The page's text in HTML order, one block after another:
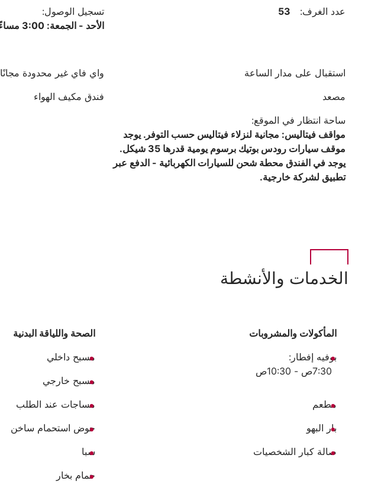
عدد الغرف: 53
تسجيل الوصول:
الأحد - الجمعة: 3:00 مساءً السبت والعطلات اليهودية: 6:00م
استقبال على مدار الساعة واي فاي غير محدودة مجانًا
مصعد
فندق مكيف الهواء
ساحة انتظار في الموقع:
مواقف فيتاليس: مجانية لنزلاء فيتاليس حسب التوفر. يوجد
موقف سيارات رودس بوتيك برسوم يومية قدرها 35 شيكل.
يوجد في الفندق محطة شحن للسيارات الكهربائية - الدفع عبر
تطبيق لشركة خارجية.
الخدمات والأنشطة
المأكولات والمشروبات
بوفيه إفطار:
7:30ص - 10:30ص
مطعم
بار البهو
صالة كبار الشخصيات
الصحة واللياقة البدنية
مسبح داخلي
مسبح خارجي
مساجات عند الطلب
حوض استحمام ساخن
سبا
حمام بخار